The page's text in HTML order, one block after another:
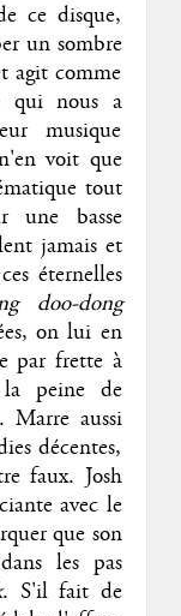
ce disque,
un sombre
agit comme
qui nous a
musique
voit que
tout
une basse
jamais et
éternelles
doo-dong
on lui en
par frette à
peine de
Marre aussi
décentes,
faux. Josh
avec le
que son
les pas
. S'il fait de